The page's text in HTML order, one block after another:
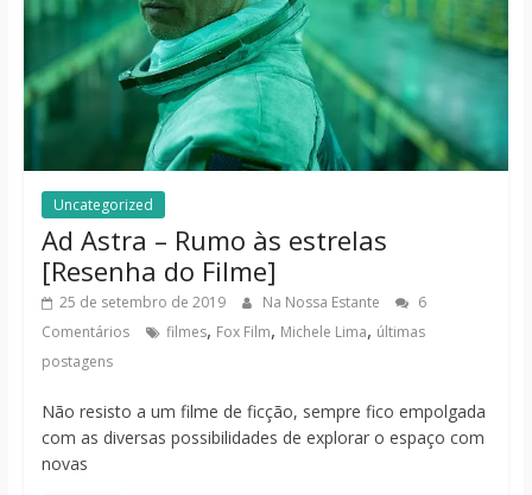
Uncategorized
Ad Astra – Rumo às estrelas
[Resenha do Filme]
25 de setembro de 2019 Na Nossa Estante
6
Comentários
filmes, Fox Film, Michele Lima, últimas
postagens
Não resisto a um filme de ficção, sempre fico empolgada
com as diversas possibilidades de explorar o espaço com
novas